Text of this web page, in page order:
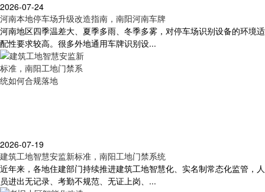
2026-07-24
河南本地停车场升级改造指南，南阳河南车牌
河南地区四季温差大、夏季多雨、冬季多雾，对停车场识别设备的环境适
配性要求较高。很多外地通用车牌识别设...
2026-07-19
建筑工地智慧安监新标准，南阳工地门禁系统
近年来，各地住建部门持续推进建筑工地智慧化、实名制常态化监管，人
员进出无记录、考勤不规范、无证上岗、...